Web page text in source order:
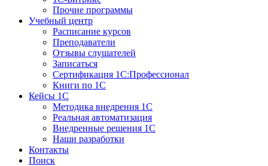
Прочие программы
Учебный центр
Расписание курсов
Преподаватели
Отзывы слушателей
Записаться
Сертификация 1С:Профессионал
Книги по 1С
Кейсы 1С
Методика внедрения 1С
Реальная автоматизация
Внедренные решения 1С
Наши разработки
Контакты
Поиск